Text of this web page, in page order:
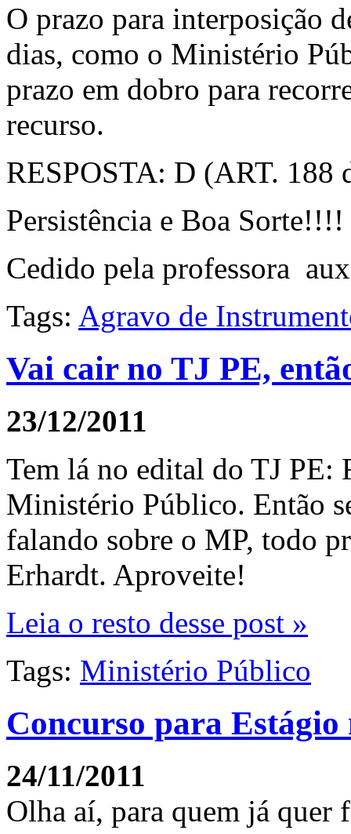
O prazo para interposição
dias, como o Ministério
prazo em dobro para
recurso.
RESPOSTA: D (ART. 188
Persistência e Boa Sorte!!!!
Cedido pela professora
Tags: Agravo de
Vai cair no TJ PE,
23/12/2011
Tem lá no edital do TJ PE:
Ministério Público. Então
falando sobre o MP, todo
Erhardt. Aproveite!
Leia o resto desse post »
Tags: Ministério Público
24/11/2011
Olha aí, para quem já quer